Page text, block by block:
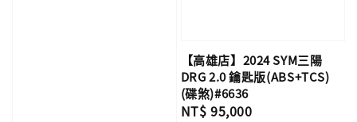
【高雄店】2024 SYM三陽
DRG 2.0 鑰匙版(ABS+TCS)
(碟煞)#6636
Regular
NT$ 95,000